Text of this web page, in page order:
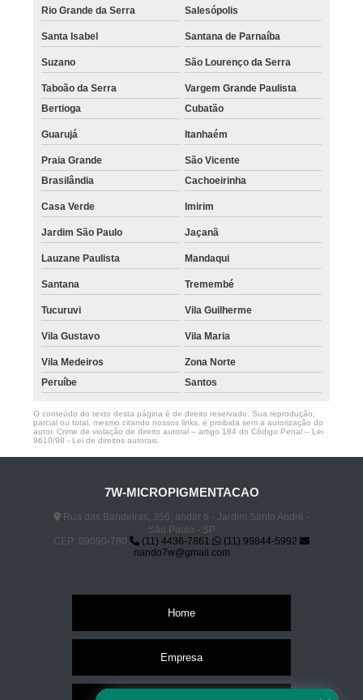
Rio Grande da Serra Salesópolis
Santa Isabel Santana de Parnaíba
Suzano São Lourenço da Serra
Taboão da Serra
Vargem Grande Paulista
Bertioga
Cubatão
Guarujá Itanhaém
Praia Grande
São Vicente
Brasilândia
Cachoeirinha
Casa Verde Imirim
Jardim São Paulo Jaçanã
Lauzane Paulista Mandaqui
Santana Tremembé
Tucuruvi Vila Guilherme
Vila Gustavo Vila Maria
Vila Medeiros
Zona Norte
Peruíbe
Santos
O conteúdo do texto desta página é de direito reservado. Sua reprodução,
parcial ou total, mesmo citando nossos links, é proibida sem a autorização do
autor. Crime de violação de direito autoral – artigo 184 do Código Penal – Lei
9610/98 - Lei de direitos autorais
7W-MICROPIGMENTACAO
Rua das Bandeiras, 356, andar 6 - Jardim Santo André -
São Paulo - SP
CEP: 09090-780
(11) 4436-7861
(11) 99844-5992
nando7w@gmail.com
Home
Empresa